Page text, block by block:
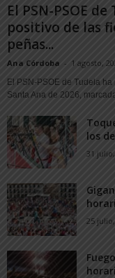
El PSN-PSOE
positivo de las
peñas...
Ana Córdoba - 1 agosto,
El PSN-PSOE de Tudela
Santa Ana de 2026,
los
31
25